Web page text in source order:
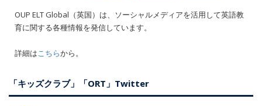
OUP ELT Global（英国）は、ソーシャルメディアを活用して英語教
育に関する各種情報を発信しています。
詳細はこちらから。
「キッズクラブ」「ORT」Twitter